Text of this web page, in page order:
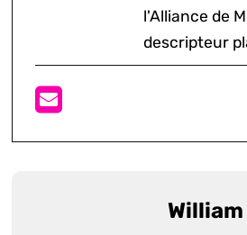
l'Alliance de
descripteur